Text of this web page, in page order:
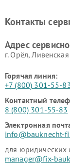
Контакты
Адрес
г. Орёл,
Горячая линия:
+7 (800) 301-55-
Контактный
8 (800) 301-55-83
Электронная
info@bauknecht-
для юридических
manager@fix-